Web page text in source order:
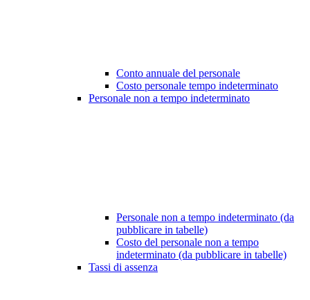
Conto annuale del personale
Costo personale tempo indeterminato
Personale non a tempo indeterminato
Personale non a tempo indeterminato (da
pubblicare in tabelle)
Costo del personale non a tempo
indeterminato (da pubblicare in tabelle)
Tassi di assenza